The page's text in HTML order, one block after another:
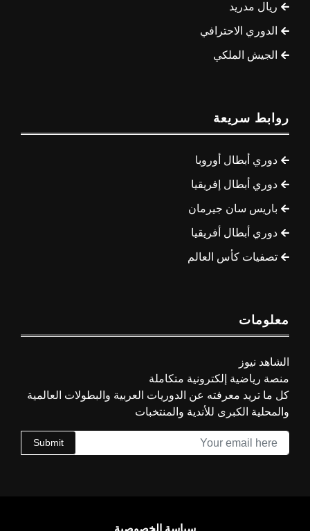
ريال مدريد
الدوري الاحترافي
الجيش الملكي
روابط سريعة
دوري أبطال أوروبا
دوري أبطال إفريقيا
باريس سان جيرمان
دوري أبطال أفريقيا
تصفيات كأس العالم
معلومات
الشاهد نيوز
منصة رياضية إلكترونية متكاملة
كل ما تريد معرفته عن الدوريات العربية والبطولات العالمية
والمحلية الكبرى للأندية والمنتخبات
Submit